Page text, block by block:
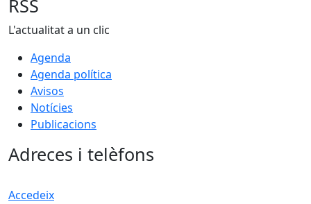
RSS
L'actualitat a un clic
Agenda
Agenda política
Avisos
Notícies
Publicacions
Adreces i telèfons
Accedeix